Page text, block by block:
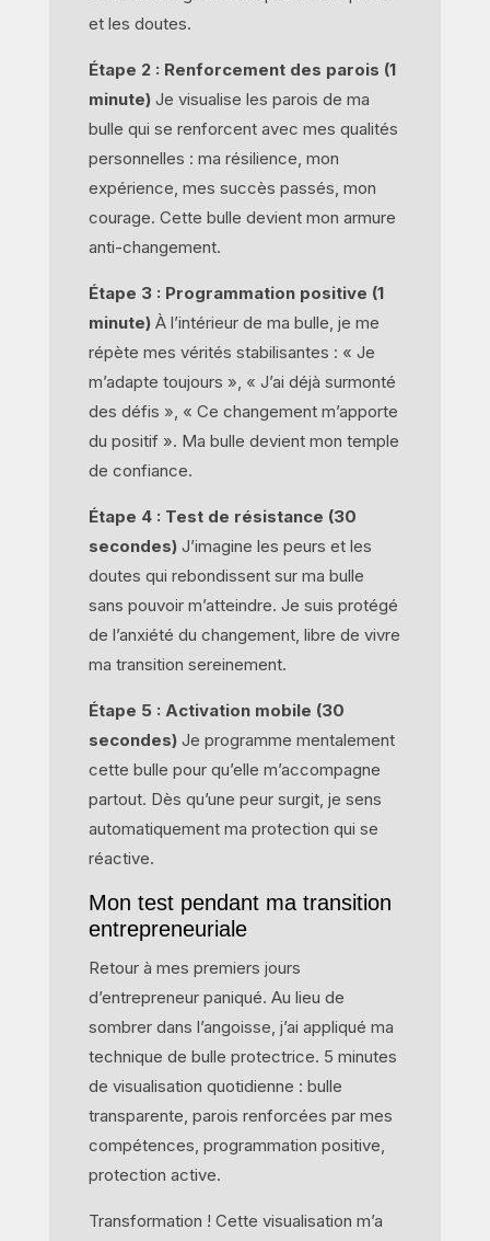
et les doutes.
Étape 2 : Renforcement des parois (1
minute)Je visualise les parois de ma
bulle qui se renforcent avec mes qualités
personnelles : ma résilience, mon
expérience, mes succès passés, mon
courage. Cette bulle devient mon armure
anti-changement.
Étape 3 : Programmation positive (1
minute)À l’intérieur de ma bulle, je me
répète mes vérités stabilisantes : « Je
m’adapte toujours », « J’ai déjà surmonté
des défis », « Ce changement m’apporte
du positif ». Ma bulle devient mon temple
de confiance.
Étape 4 : Test de résistance (30
secondes)J’imagine les peurs et les
doutes qui rebondissent sur ma bulle
sans pouvoir m’atteindre. Je suis protégé
de l’anxiété du changement, libre de vivre
ma transition sereinement.
Étape 5 : Activation mobile (30
secondes)Je programme mentalement
cette bulle pour qu’elle m’accompagne
partout. Dès qu’une peur surgit, je sens
automatiquement ma protection qui se
réactive.
Mon test pendant ma transition
entrepreneuriale
Retour à mes premiers jours
d’entrepreneur paniqué. Au lieu de
sombrer dans l’angoisse, j’ai appliqué ma
technique de bulle protectrice. 5 minutes
de visualisation quotidienne : bulle
transparente, parois renforcées par mes
compétences, programmation positive,
protection active.
Transformation ! Cette visualisation m’a